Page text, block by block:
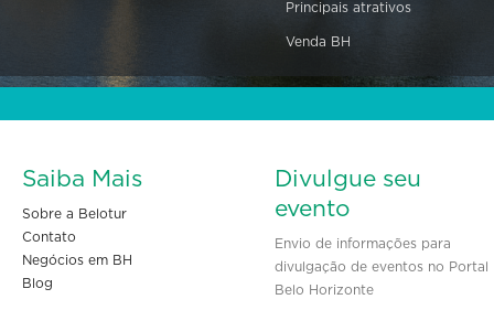
Principais atrativos
Venda BH
Saiba Mais
Sobre a Belotur
Contato
Negócios em BH
Blog
Divulgue seu
evento
Envio de informações para
divulgação de eventos no Portal
Belo Horizonte